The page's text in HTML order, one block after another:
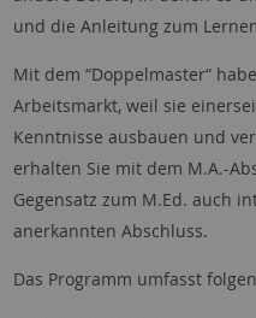
und die Anleitung zum
Mit dem “Doppelmaster“
Arbeitsmarkt, weil sie
Kenntnisse ausbauen und
erhalten Sie mit dem M.A.-
Gegensatz zum M.Ed. auch
anerkannten Abschluss.
Das Programm umfasst